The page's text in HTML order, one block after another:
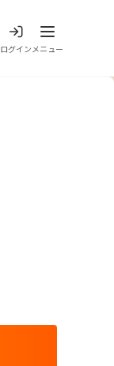
ログイン
メニューを開
メニュー